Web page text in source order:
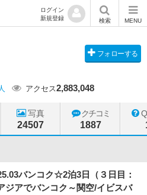
ログイン
新規登録
検索 MENU
フォローする
アクセス2,883,048
写真
24507
クチコミ
1887
バンコク☆2泊3日（３日目：
ジアでバンコク～関空/イビスバ